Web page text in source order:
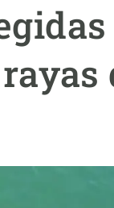
Humanos